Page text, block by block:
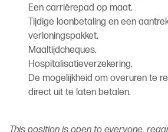
Een carrièrepad op maat.
Tijdige loonbetaling en een
verloningspakket.
Maaltijdcheques.
Hospitalisatieverzekering.
De mogelijkheid om overuren te
direct uit te laten betalen.